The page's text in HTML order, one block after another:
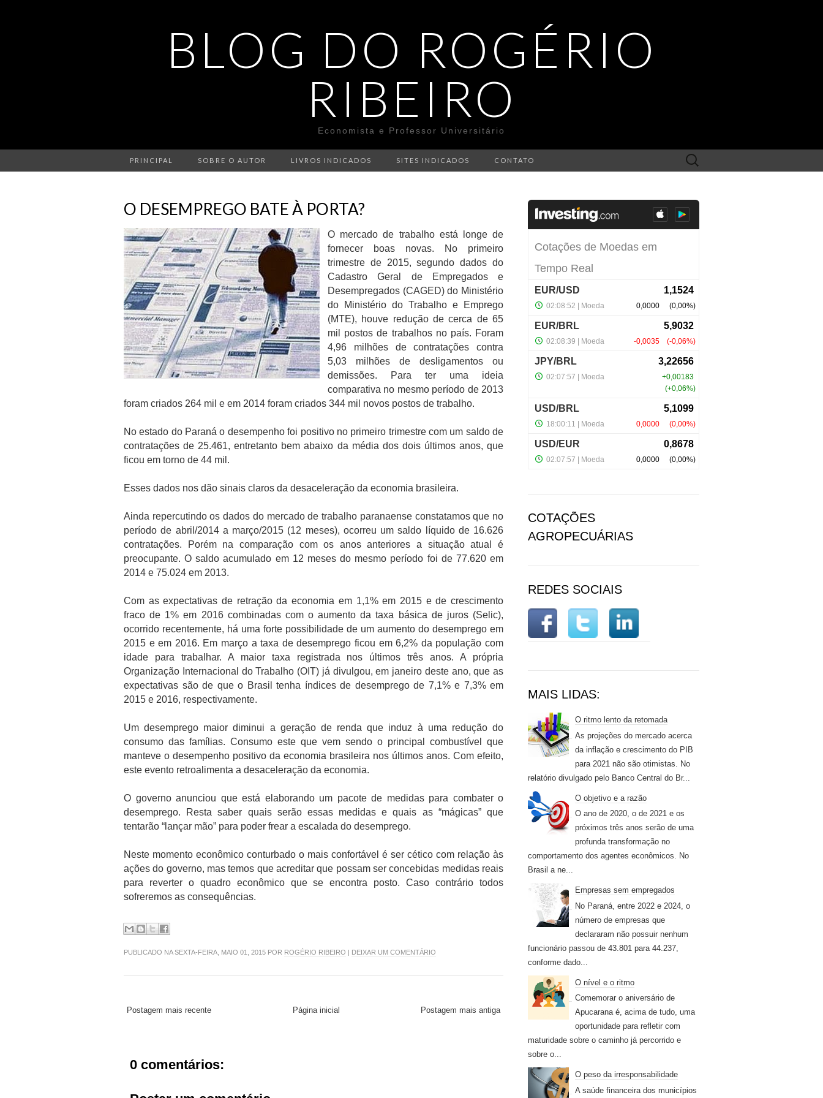
BLOG DO ROGÉRIO
RIBEIRO
Economista e Professor Universitário
PRINCIPAL SOBRE O AUTOR LIVROS INDICADOS SITES INDICADOS CONTATO
Search
for:
O DESEMPREGO BATE À PORTA?
O mercado de trabalho está longe de
fornecer boas novas. No primeiro
trimestre de 2015, segundo dados do
Cadastro Geral de Empregados e
Desempregados (CAGED) do Ministério
do Ministério do Trabalho e Emprego
(MTE), houve redução de cerca de 65
mil postos de trabalhos no país. Foram
4,96 milhões de contratações contra
5,03 milhões de desligamentos ou
demissões. Para ter uma ideia
comparativa no mesmo período de 2013
foram criados 264 mil e em 2014 foram criados 344 mil novos postos de trabalho.
No estado do Paraná o desempenho foi positivo no primeiro trimestre com um saldo de
contratações de 25.461, entretanto bem abaixo da média dos dois últimos anos, que
ficou em torno de 44 mil.
Esses dados nos dão sinais claros da desaceleração da economia brasileira.
Ainda repercutindo os dados do mercado de trabalho paranaense constatamos que no
período de abril/2014 a março/2015 (12 meses), ocorreu um saldo líquido de 16.626
contratações. Porém na comparação com os anos anteriores a situação atual é
preocupante. O saldo acumulado em 12 meses do mesmo período foi de 77.620 em
2014 e 75.024 em 2013.
Com as expectativas de retração da economia em 1,1% em 2015 e de crescimento
fraco de 1% em 2016 combinadas com o aumento da taxa básica de juros (Selic),
ocorrido recentemente, há uma forte possibilidade de um aumento do desemprego em
2015 e em 2016. Em março a taxa de desemprego ficou em 6,2% da população com
idade para trabalhar. A maior taxa registrada nos últimos três anos. A própria
Organização Internacional do Trabalho (OIT) já divulgou, em janeiro deste ano, que as
expectativas são de que o Brasil tenha índices de desemprego de 7,1% e 7,3% em
2015 e 2016, respectivamente.
Um desemprego maior diminui a geração de renda que induz à uma redução do
consumo das famílias. Consumo este que vem sendo o principal combustível que
manteve o desempenho positivo da economia brasileira nos últimos anos. Com efeito,
este evento retroalimenta a desaceleração da economia.
O governo anunciou que está elaborando um pacote de medidas para combater o
desemprego. Resta saber quais serão essas medidas e quais as “mágicas” que
tentarão “lançar mão” para poder frear a escalada do desemprego.
Neste momento econômico conturbado o mais confortável é ser cético com relação às
ações do governo, mas temos que acreditar que possam ser concebidas medidas reais
para reverter o quadro econômico que se encontra posto. Caso contrário todos
sofreremos as consequências.
PUBLICADO NA SEXTA-FEIRA, MAIO 01, 2015 POR ROGÉRIO RIBEIRO | DEIXAR UM COMENTÁRIO
Postagem mais recente Postagem mais antiga
Página inicial
0 comentários:
COTAÇÕES
AGROPECUÁRIAS
REDES SOCIAIS
MAIS LIDAS:
O ritmo lento da retomada
As projeções do mercado acerca
da inflação e crescimento do PIB
para 2021 não são otimistas. No
relatório divulgado pelo Banco Central do Br...
O objetivo e a razão
O ano de 2020, o de 2021 e os
próximos três anos serão de uma
profunda transformação no
comportamento dos agentes econômicos. No
Brasil a ne...
Empresas sem empregados
No Paraná, entre 2022 e 2024, o
número de empresas que
declararam não possuir nenhum
funcionário passou de 43.801 para 44.237,
conforme dado...
O nível e o ritmo
Comemorar o aniversário de
Apucarana é, acima de tudo, uma
oportunidade para refletir com
maturidade sobre o caminho já percorrido e
sobre o...
O peso da irresponsabilidade
A saúde financeira dos municípios